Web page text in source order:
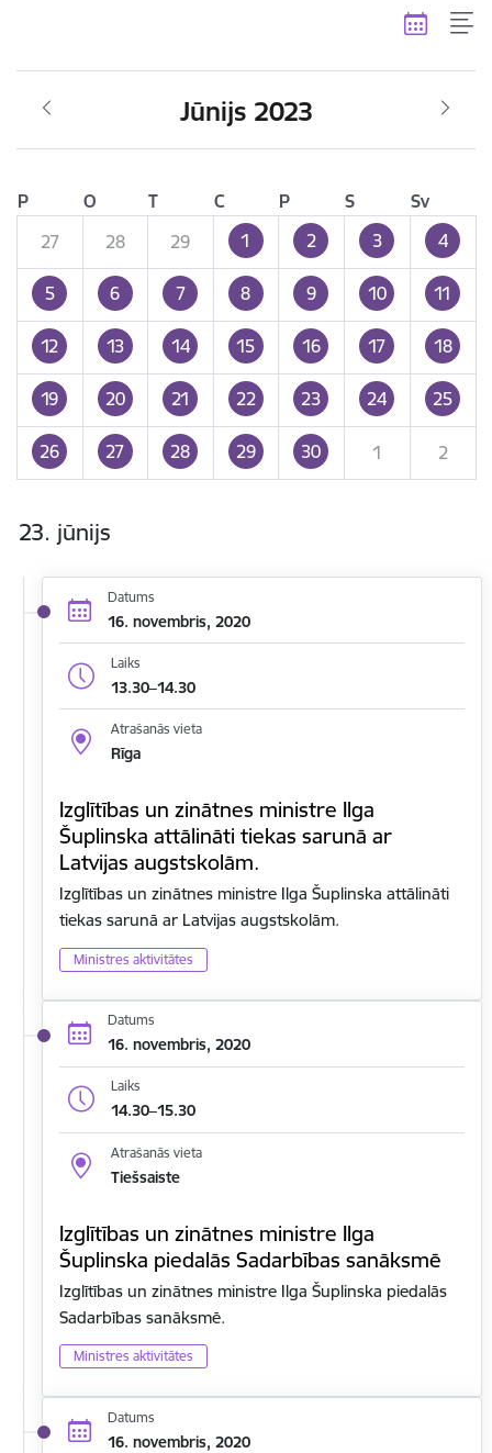
Jūnijs 2023
P O T C P S
Sv
27
28 29 1 2 3 4
5 6 7 8 9 10 11
12 13 14 15 16 17 18
19 20 21 22 23 24 25
26 27 28 29 30 1 2
23. jūnijs
Datums
16. novembris, 2020
Laiks
13.30–14.30
Atrašanās vieta
Rīga
Izglītības un zinātnes ministre Ilga
Šuplinska attālināti tiekas sarunā ar
Latvijas augstskolām.
Izglītības un zinātnes ministre Ilga Šuplinska attālināti
tiekas sarunā ar Latvijas augstskolām.
Ministres aktivitātes
Datums
16. novembris, 2020
Laiks
14.30–15.30
Atrašanās vieta
Tiešsaiste
Izglītības un zinātnes ministre Ilga
Šuplinska piedalās Sadarbības sanāksmē
Izglītības un zinātnes ministre Ilga Šuplinska piedalās
Sadarbības sanāksmē.
Ministres aktivitātes
Datums
16. novembris, 2020